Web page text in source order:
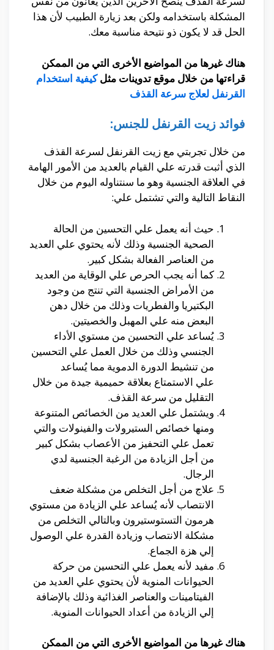
المشكلة باستخدامه ولكن بعد زيارة الطبيب لأن هذا
الحل قد لا يكون ذو نتيحة مناسبة معك.
هناك غيرها من المواضيع الأخرى التي من الممكن
قراءتها من خلال موقع تدوينات مثلكيفية استخدام
القرنفل لعلاج سرعة القذف
فوائد زيت القرنفل للجنس:
من خلال تجربتي مع زيت القرنفل لسرعة القذف
الذي أثبت قدرته علي القيام بالعديد من الأمور الهامة
في العلاقة الجنسية وهو ما سنتناوله اليوم من خلال
النقاط التالية والتي تشتمل علي:
حيث أنه يعمل علي التحسين من الحالة
الصحية الجنسية وذلك لأنه يحتوي علي العديد
من العناصر الفعالة بشكل كبير.
كما أنه يجب الحرص علي الوقاية من العديد
من الأمراض الجنسية التي تنتج من وجود
البكتيريا والفطريات وذلك من خلال دهن
البعض منه علي المهبل والخصيتين.
يُساعد علي التحسين من مستوي الأداء
الجنسي وذلك من خلال العمل علي التحسين
من تنشيط الدورة الدموية مما يُساعد
علي الاستمتاع بعلاقة حميمية جيدة من خلال
التقليل من سرعة القذف.
ويشتمل علي العديد من الخصائص المتنوعة
ومنها خصائص الستيرولات والفينولات والتي
تعمل علي التحفيز من الأعصاب بشكل كبير
من أجل الزيادة من الرغبة الجنسية لدي
الرجال.
علاج من أجل التخلص من مشكلة ضعف
الانتصاب لأنه يُساعد علي الزيادة من مستوي
هرمون التستوستيرون وبالتالي التخلص من
مشكلة الانتصاب وزيادة القدرة علي الوصول
إلي هزة الجماع.
مفيد لأنه يعمل علي التحسين من حركة
الحيوانات المنوية لأن يحتوي علي العديد من
الفيتامينات والعناصر الغذائية وذلك بالإضافة
إلي الزيادة من أعداد الحيوانات المنوية.
هناك غيرها من المواضيع الأخرى التي من الممكن